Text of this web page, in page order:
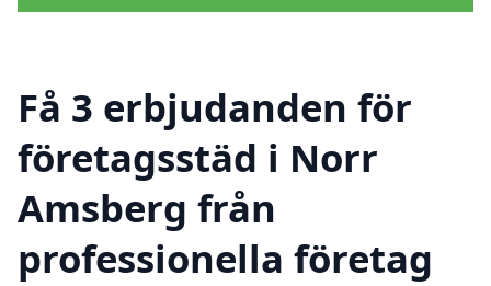
Få 3 erbjudanden för
företagsstäd i Norr
Amsberg från
professionella företag